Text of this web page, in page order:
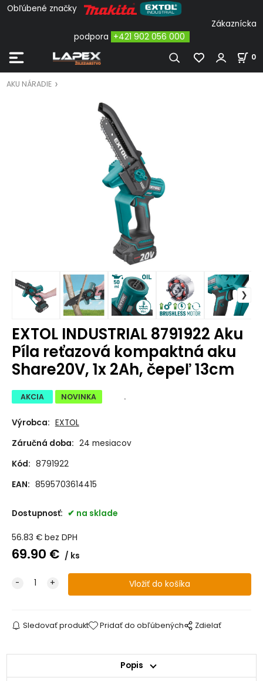
Obľúbené značky
Zákaznícka
podpora +421 902 056 000
0
AKU NÁRADIE
EXTOL INDUSTRIAL 8791922 Aku
Píla reťazová kompaktná aku
Share20V, 1x 2Ah, čepeľ 13cm
AKCIA NOVINKA .
Výrobca: EXTOL
Záručná doba: 24 mesiacov
Kód: 8791922
EAN: 8595703614415
Dostupnosť: na sklade
56.83 € bez DPH
69.90 € ks
Sledovať produkt Pridať do obľúbených Zdielať
Popis